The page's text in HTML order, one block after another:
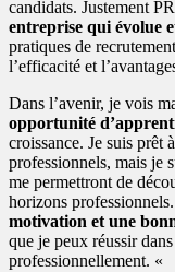
candidats. Justement
entreprise qui évolue
pratiques de
l’efficacité et
Dans l’avenir, je vois
opportunité
croissance. Je suis prêt
professionnels, mais je
me permettront de
horizons
motivation et une
que je peux réussir
professionnellement. «